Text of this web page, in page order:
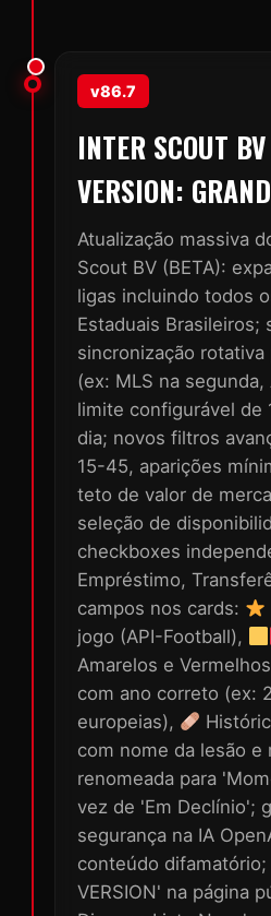
v86.7
INTER SCOUT
VERSION:
Atualização massiva
Scout BV (BETA):
ligas incluindo todos
Estaduais Brasileiros;
sincronização
(ex: MLS na
limite configurável de
dia; novos filtros
15-45, aparições
teto de valor de
seleção de
checkboxes
Empréstimo,
campos nos cards:
jogo (API-Football),
Amarelos e
com ano correto (ex:
europeias),
com nome da lesão
renomeada para
vez de 'Em Declínio';
segurança na IA
conteúdo difamatório;
VERSION' na página